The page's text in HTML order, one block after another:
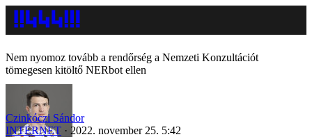
Nem nyomoz tovább a rendőrség a Nemzeti Konzultációt
tömegesen kitöltő NERbot ellen
Czinkóczi Sándor
INTERNET
2022. november 25. 5:42